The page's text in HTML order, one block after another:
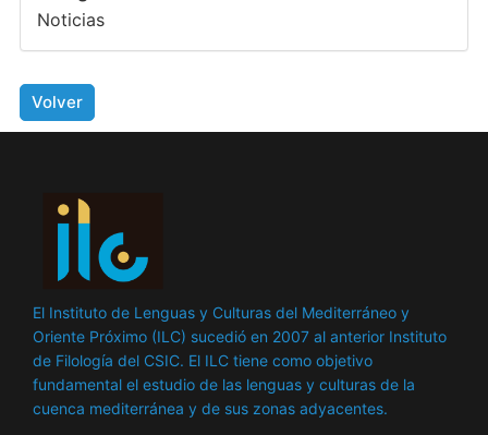
Noticias
Volver
El Instituto de Lenguas y Culturas del Mediterráneo y
Oriente Próximo (ILC) sucedió en 2007 al anterior Instituto
de Filología del CSIC. El ILC tiene como objetivo
fundamental el estudio de las lenguas y culturas de la
cuenca mediterránea y de sus zonas adyacentes.